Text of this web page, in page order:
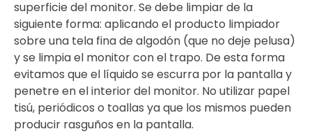
superficie del monitor. Se debe limpiar de la
siguiente forma: aplicando el producto limpiador
sobre una tela fina de algodón (que no deje pelusa)
y se limpia el monitor con el trapo. De esta forma
evitamos que el líquido se escurra por la pantalla y
penetre en el interior del monitor. No utilizar papel
tisú, periódicos o toallas ya que los mismos pueden
producir rasguños en la pantalla.